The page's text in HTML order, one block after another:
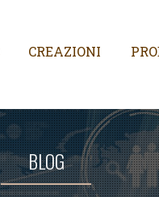
CREAZIONI
BLOG